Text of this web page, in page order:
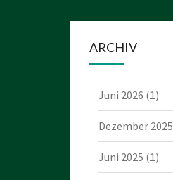
ARCHIV
Juni 2026 (1)
Dezember 2025
Juni 2025 (1)